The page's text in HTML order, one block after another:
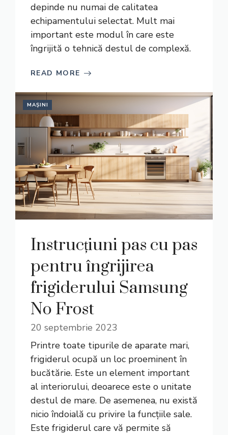
depinde nu numai de calitatea
echipamentului selectat. Mult mai
important este modul în care este
îngrijită o tehnică destul de complexă.
READ MORE
MAȘINI
Instrucțiuni pas cu pas
pentru îngrijirea
frigiderului Samsung
No Frost
20 septembrie 2023
Printre toate tipurile de aparate mari,
frigiderul ocupă un loc proeminent în
bucătărie. Este un element important
al interiorului, deoarece este o unitate
destul de mare. De asemenea, nu există
nicio îndoială cu privire la funcțiile sale.
Este frigiderul care vă permite să